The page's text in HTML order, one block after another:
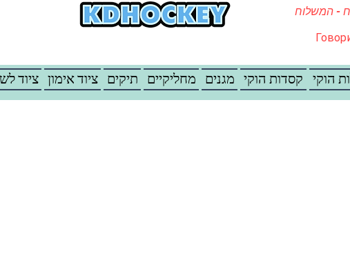
מעל 300 ש"ח - המשלוח
הוקי קסדות הוקי מגנים מחליקיים תיקים ציוד אימון ציוד